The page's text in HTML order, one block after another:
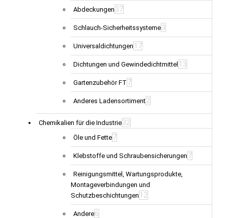
Abdeckungen 37
Schlauch-Sicherheitssysteme3
Universaldichtungen 17
Dichtungen und Gewindedichtmittel 13
Gartenzubehör FT 7
Anderes Ladensortiment2
Chemikalien für die Industrie32
Öle und Fette7
Klebstoffe und Schraubensicherungen 7
Reinigungsmittel, Wartungsprodukte,
Montageverbindungen und
Schutzbeschichtungen 12
Andere6